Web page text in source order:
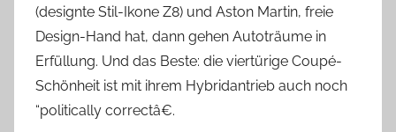
(designte Stil-Ikone Z8) und Aston Martin, freie
Design-Hand hat, dann gehen Autoträume in
Erfüllung. Und das Beste: die viertürige Coupé-
Schönheit ist mit ihrem Hybridantrieb auch noch
“politically correctâ€.